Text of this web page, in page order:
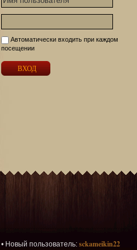
Автоматически входить при каждом
посещении
• Новый пользователь: sckameikin22